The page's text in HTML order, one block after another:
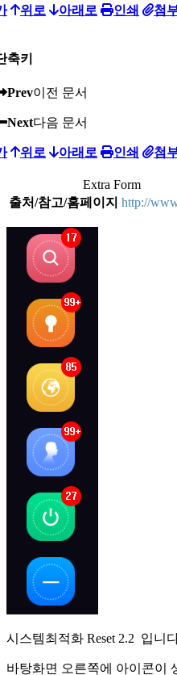
위로 아래로 인쇄 첨
축키
Prev이전 문서
Next다음 문서
위로 아래로 인쇄 첨
Extra Form
출처/참고/홈페이지 http://
시스템최적화 Reset 2.2 입니
바탕화면 오른쪽에 아이콘이